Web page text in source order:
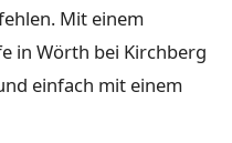
Mit einem
in Wörth bei Kirchberg
einfach mit einem